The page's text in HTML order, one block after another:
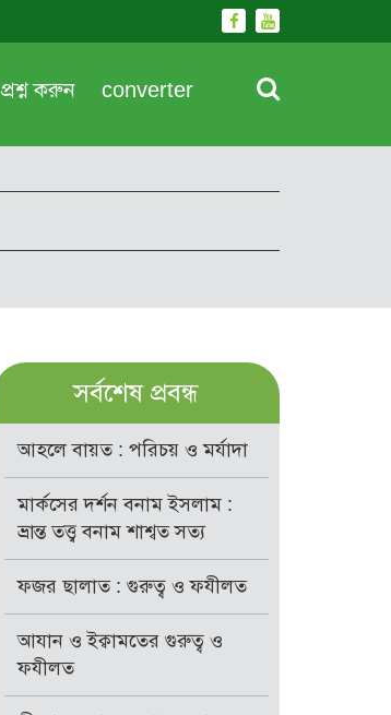
প্রশ্ন করুন converter
সর্বশেষ প্রবন্ধ
আহলে বায়ত : পরিচয় ও মর্যাদা
মার্কসের দর্শন বনাম ইসলাম :
ভ্রান্ত তত্ত্ব বনাম শাশ্বত সত্য
ফজর ছালাত : গুরুত্ব ও ফযীলত
আযান ও ইক্বামতের গুরুত্ব ও
ফযীলত